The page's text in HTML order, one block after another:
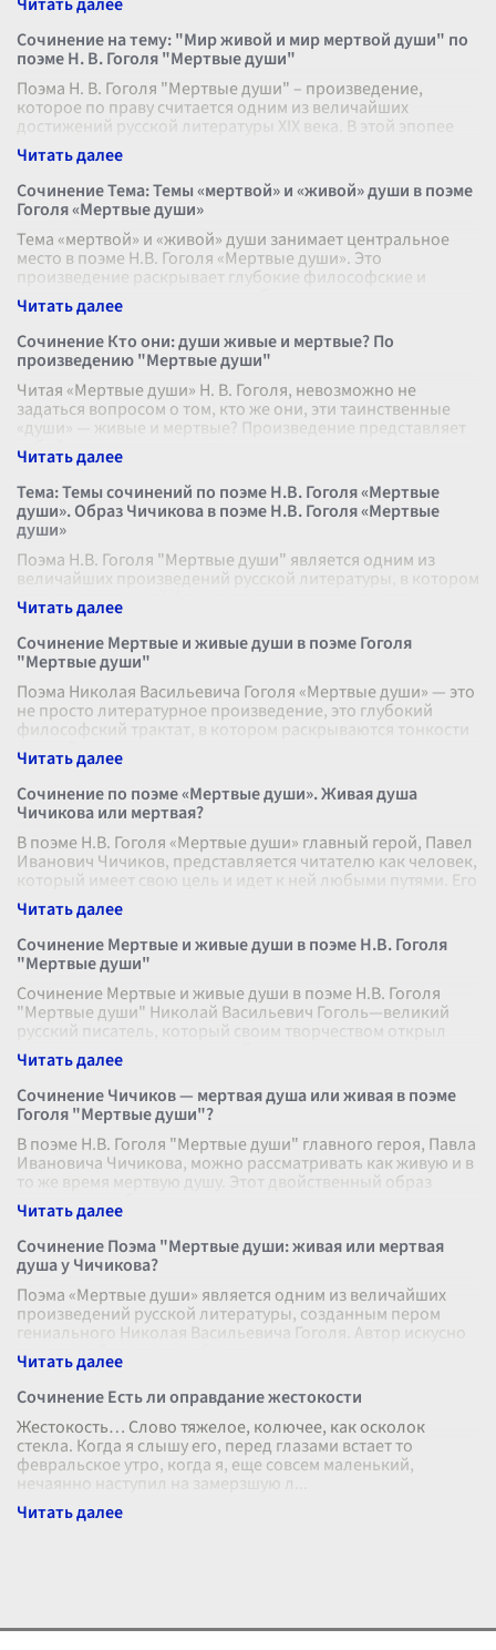
Сочинение на тему: "Мир живой и мир мертвой души" по
поэме Н. В. Гоголя "Мертвые души"
Поэма Н. В. Гоголя "Мертвые души" – произведение,
которое по праву считается одним из величайших
достижений русской литературы XIX века. В этой эпопее
значительное внимание уделено
Сочинение Тема: Темы «мертвой» и «живой» души в поэме
Гоголя «Мертвые души»
Тема «мертвой» и «живой» души занимает центральное
место в поэме Н.В. Гоголя «Мертвые души». Это
произведение раскрывает глубокие философские и
моральные аспекты русского общества,
Сочинение Кто они: души живые и мертвые? По
произведению "Мертвые души"
Читая «Мертвые души» Н. В. Гоголя, невозможно не
задаться вопросом о том, кто же они, эти таинственные
«души» — живые и мертвые? Произведение представляет
собой сложное переплетени
Тема: Темы сочинений по поэме Н.В. Гоголя «Мертвые
души». Образ Чичикова в поэме Н.В. Гоголя «Мертвые
души»
Поэма Н.В. Гоголя "Мертвые души" является одним из
величайших произведений русской литературы, в котором
автор в мастерской форме сочетает элементы сатиры,
лирики, философской проз
Сочинение Мертвые и живые души в поэме Гоголя
"Мертвые души"
Поэма Николая Васильевича Гоголя «Мертвые души» — это
не просто литературное произведение, это глубокий
философский трактат, в котором раскрываются тонкости
русской души, ее внутре
Сочинение по поэме «Мертвые души». Живая душа
Чичикова или мертвая?
В поэме Н.В. Гоголя «Мертвые души» главный герой, Павел
Иванович Чичиков, представляется читателю как человек,
который имеет свою цель и идет к ней любыми путями. Его
душа — это за
Сочинение Мертвые и живые души в поэме Н.В. Гоголя
"Мертвые души"
Сочинение Мертвые и живые души в поэме Н.В. Гоголя
"Мертвые души" Николай Васильевич Гоголь—великий
русский писатель, который своим творчеством открыл
новые горизонты для русской
Сочинение Чичиков — мертвая душа или живая в поэме
Гоголя "Мертвые души"?
В поэме Н.В. Гоголя "Мертвые души" главного героя, Павла
Ивановича Чичикова, можно рассматривать как живую и в
то же время мертвую душу. Этот двойственный образ
включает в себя как
Сочинение Поэма "Мертвые души: живая или мертвая
душа у Чичикова?
Поэма «Мертвые души» является одним из величайших
произведений русской литературы, созданным пером
гениального Николая Васильевича Гоголя. Автор искусно
сплел в ней портреты общест
Сочинение Есть ли оправдание жестокости
Жестокость… Слово тяжелое, колючее, как осколок
стекла. Когда я слышу его, перед глазами встает то
февральское утро, когда я, еще совсем маленький,
нечаянно наступил на замерзшую л